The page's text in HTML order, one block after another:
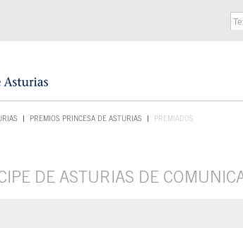
PREMIOS PRINCESA DE ASTURIAS PREMIADOS
DE ASTURIAS DE